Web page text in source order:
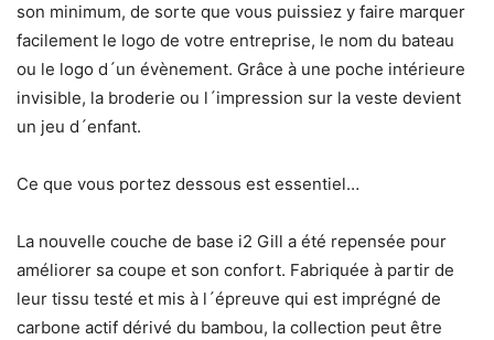
son minimum, de sorte que vous puissiez y faire marquer
facilement le logo de votre entreprise, le nom du bateau
ou le logo d´un évènement. Grâce à une poche intérieure
invisible, la broderie ou l´impression sur la veste devient
un jeu d´enfant.
Ce que vous portez dessous est essentiel…
La nouvelle couche de base i2 Gill a été repensée pour
améliorer sa coupe et son confort. Fabriquée à partir de
leur tissu testé et mis à l´épreuve qui est imprégné de
carbone actif dérivé du bambou, la collection peut être